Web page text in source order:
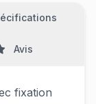
Avis
fixation